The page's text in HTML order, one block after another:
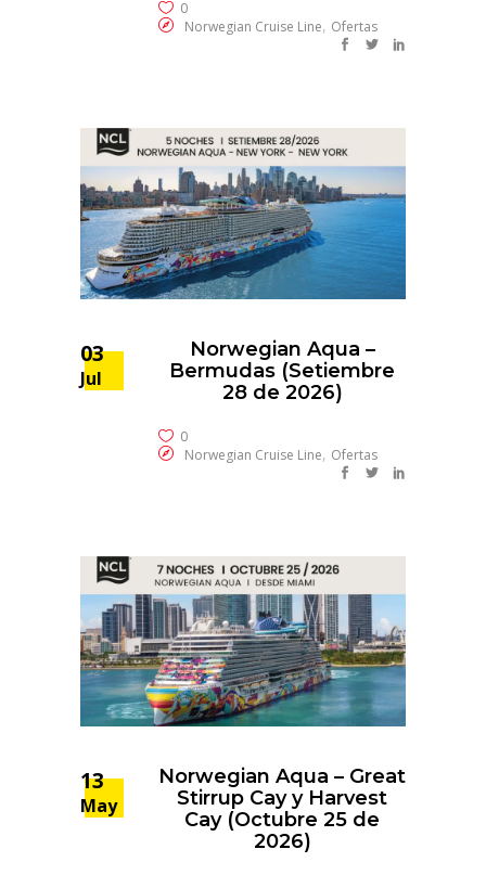
0
Norwegian Cruise Line, Ofertas
03
Jul
Norwegian Aqua –
Bermudas (Setiembre
28 de 2026)
0
Norwegian Cruise Line, Ofertas
13
May
Norwegian Aqua – Great
Stirrup Cay y Harvest
Cay (Octubre 25 de
2026)